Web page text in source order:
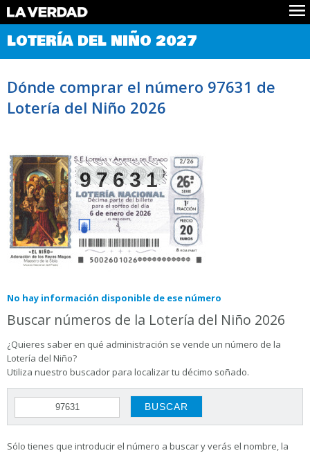
Comprobar Loteria del Niño
Premios
Noticias
Datos
LOTERÍA DEL NIÑO 2027
Dónde comprar el número 97631 de
Lotería del Niño 2026
97631
No hay información disponible de ese número
Buscar números de la Lotería del Niño 2026
¿Quieres saber en qué administración se vende un número de la
Lotería del Niño?
Utiliza nuestro buscador para localizar tu décimo soñado.
Sólo tienes que introducir el número a buscar y verás el nombre, la